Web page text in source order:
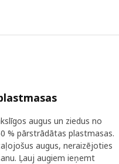
augus un ziedus no
% pārstrādātas plastmasas.
augus, neraizējoties
Ļauj augiem ieņemt